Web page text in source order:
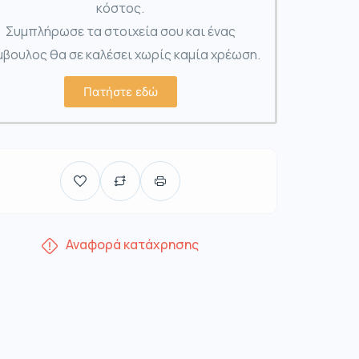
κόστος.
Συμπλήρωσε τα στοιχεία σου και ένας
θα σε καλέσει χωρίς καμία χρέωση.
Πατήστε εδώ
Αναφορά κατάχρησης